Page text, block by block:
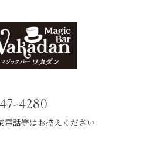
4280
話等はお控えください